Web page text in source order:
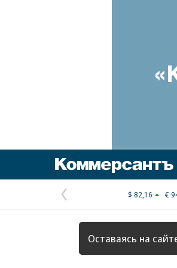
Предыдущая
страница
$ 82,16 €
Оставаясь на